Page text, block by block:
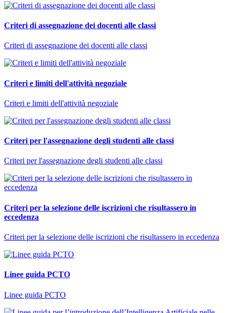
Criteri di assegnazione dei docenti alle classi
Criteri di assegnazione dei docenti alle classi
Criteri e limiti dell'attività negoziale
Criteri e limiti dell'attività negoziale
Criteri per l'assegnazione degli studenti alle classi
Criteri per l'assegnazione degli studenti alle classi
Criteri per la selezione delle iscrizioni che risultassero in
eccedenza
Criteri per la selezione delle iscrizioni che risultassero in eccedenza
Linee guida PCTO
Linee guida PCTO